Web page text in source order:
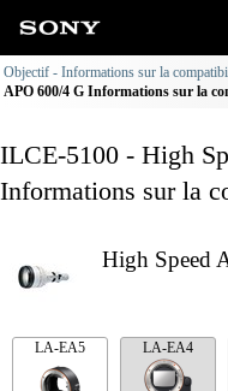
Objectif - Informations sur la
APO 600/4 G Informations sur la
ILCE-5100 - High
Informations sur la
High Speed
LA-EA5 LA-EA4